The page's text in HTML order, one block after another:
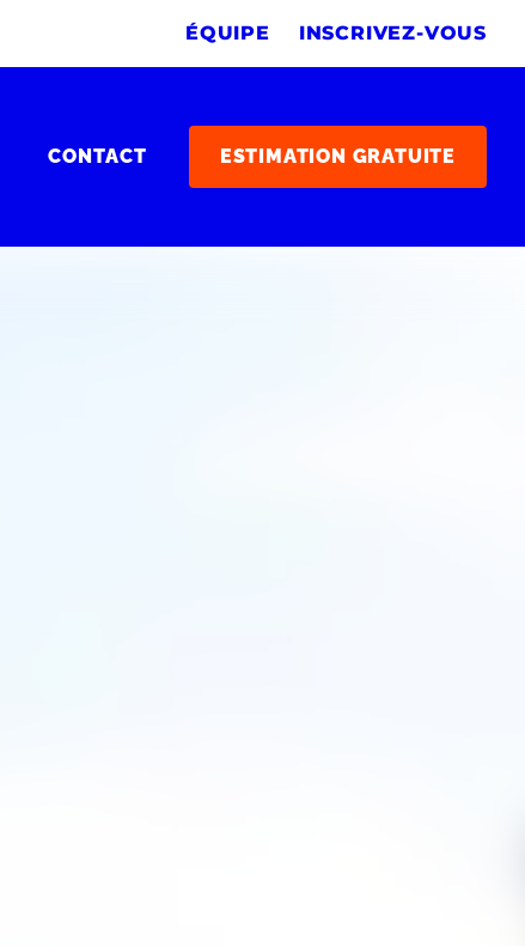
INSCRIVEZ-VOUS
ÉQUIPE
CONTACT ESTIMATION GRATUITE